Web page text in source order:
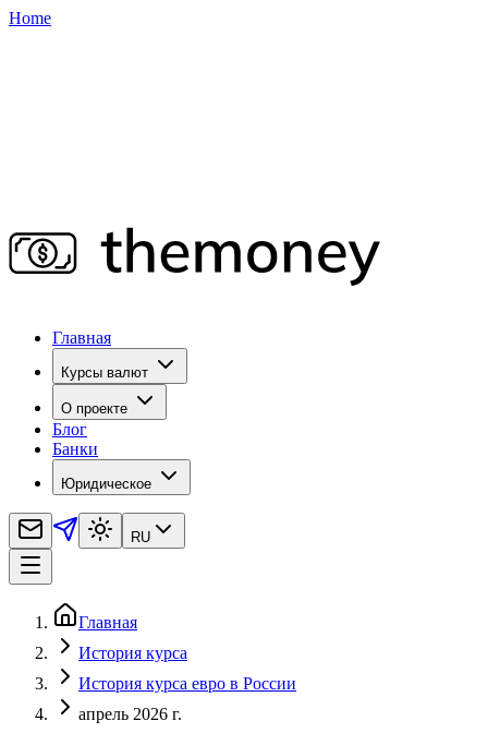
Home
Главная
Курсы валют
О проекте
Блог
Банки
Юридическое
RU
Главная
История курса
История курса евро в России
апрель 2026 г.